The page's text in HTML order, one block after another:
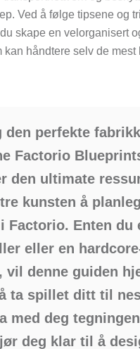
Ved å følge tipsene og
skape en velorganisert
kan håndtere selv de mest
den perfekte
Factorio
den ultimate
kunsten å
Factorio. Enten du
eller en hardcore-
vil denne guiden
ta spillet ditt til
med deg
deg klar til å